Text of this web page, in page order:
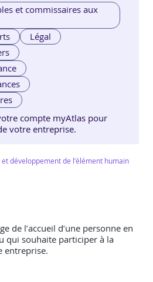
et commissaires aux
Légal
compte myAtlas pour
votre entreprise.
développement de l’élément humain
de l’accueil d’une personne en
qui souhaite participer à la
entreprise.